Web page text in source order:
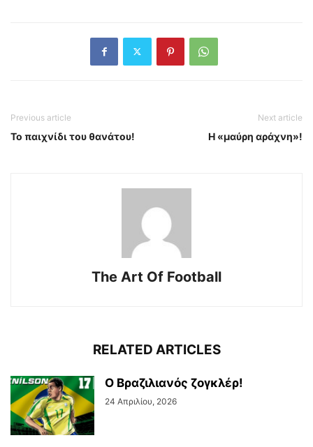
Previous article
Το παιχνίδι του θανάτου!
Next article
Η «μαύρη αράχνη»!
The Art Of Football
RELATED ARTICLES
Ο Βραζιλιανός ζογκλέρ!
24 Απριλίου, 2026